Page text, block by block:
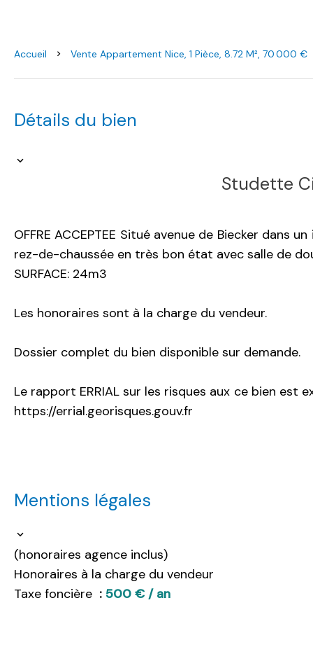
Accueil Vente Appartement Nice, 1 Pièce, 8.72 M², 70 000 €
Détails du bien
Studette
OFFRE ACCEPTEE Situé avenue de Biecker dans
rez-de-chaussée en très bon état avec salle de
SURFACE: 24m3
Les honoraires sont à la charge du vendeur.
Dossier complet du bien disponible sur demande.
Le rapport ERRIAL sur les risques aux ce bien est
https://errial.georisques.gouv.fr
Mentions légales
(honoraires agence inclus)
Honoraires à la charge du vendeur
Taxe foncière
500 € / an